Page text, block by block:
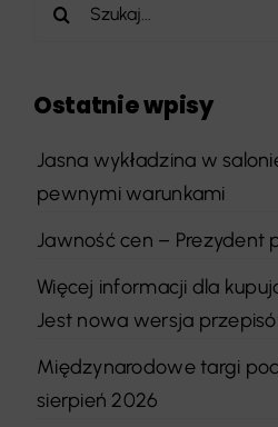
Ostatnie wpisy
Jasna wykładzina w
pewnymi warunkami
Jawność cen – Prezydent
Więcej informacji dla
Jest nowa wersja
Międzynarodowe targi
sierpień 2026